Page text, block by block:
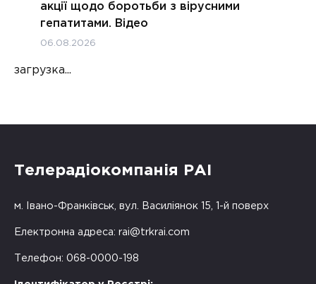
акції щодо боротьби з вірусними
гепатитами. Відео
06.08.2026
загрузка...
Телерадіокомпанія РАІ
м. Івано-Франківськ, вул. Василіянок 15, 1-й поверх
Електронна адреса: rai@trkrai.com
Телефон: 068-0000-198